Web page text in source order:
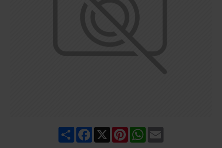
Share Facebook PinterestWhatsApp